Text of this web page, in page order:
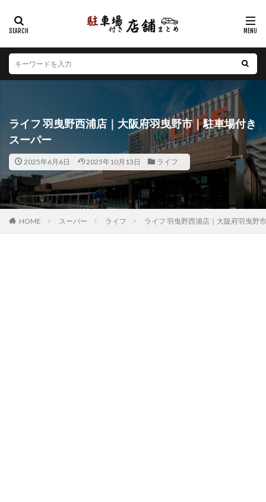
ライフ 羽曳野西浦店｜大阪府羽曳野市｜駐車場付き
スーパー
2025年6月6日 2025年10月13日 ライフ
HOME スーパー ライフ ライフ 羽曳野西浦店｜大阪府羽曳野
カテゴリー
エリア
北海道 青森県 岩手県 宮城県
秋田県
山形県
福島県 茨城県 栃木県
群馬県
埼玉県
千葉県 東京都 神奈川県
新潟県
山梨県
長野県 富山県 石川県
福井県
岐阜県
静岡県 愛知県 三重県
滋賀県
京都府
大阪府 兵庫県
和歌山県
鳥取県
島根県 岡山県 広島県
徳島県
香川県 愛媛県 高知県
福岡県
佐賀県
長崎県 熊本県 大分県
宮崎県